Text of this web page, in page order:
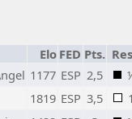
Elo FED Pts.
1177 ESP 2,5
1819 ESP 3,5